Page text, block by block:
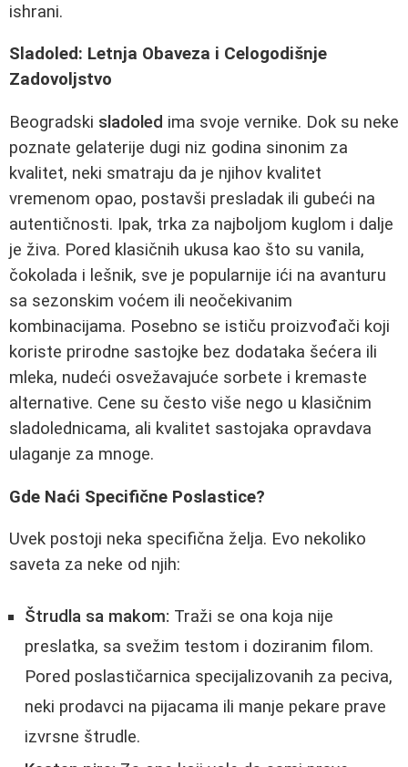
ishrani.
Sladoled: Letnja Obaveza i Celogodišnje
Zadovoljstvo
Beogradski sladoled ima svoje vernike. Dok su neke
poznate gelaterije dugi niz godina sinonim za
kvalitet, neki smatraju da je njihov kvalitet
vremenom opao, postavši presladak ili gubeći na
autentičnosti. Ipak, trka za najboljom kuglom i dalje
je živa. Pored klasičnih ukusa kao što su vanila,
čokolada i lešnik, sve je popularnije ići na avanturu
sa sezonskim voćem ili neočekivanim
kombinacijama. Posebno se ističu proizvođači koji
koriste prirodne sastojke bez dodataka šećera ili
mleka, nudeći osvežavajuće sorbete i kremaste
alternative. Cene su često više nego u klasičnim
sladolednicama, ali kvalitet sastojaka opravdava
ulaganje za mnoge.
Gde Naći Specifične Poslastice?
Uvek postoji neka specifična želja. Evo nekoliko
saveta za neke od njih:
Štrudla sa makom: Traži se ona koja nije
preslatka, sa svežim testom i doziranim filom.
Pored poslastičarnica specijalizovanih za peciva,
neki prodavci na pijacama ili manje pekare prave
izvrsne štrudle.